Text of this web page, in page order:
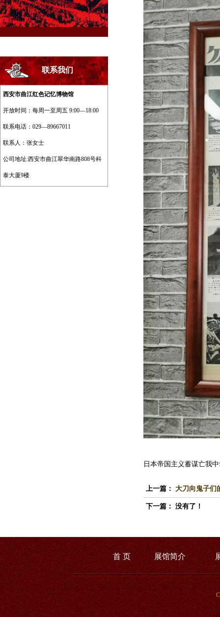
联系我们
西安市曲江红色记忆博物馆
开放时间：每周一至周五 9:00—18:00
联系电话：029—89667011
联系人：张女士
公司地址:西安市曲江翠华南路808号科
泰大厦9楼
日本帝国主义蓄谋亡我
上一篇： 大刀向鬼子们
下一篇： 没有了！
首 页 展馆简介